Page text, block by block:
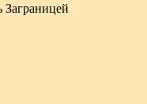
Заграницей